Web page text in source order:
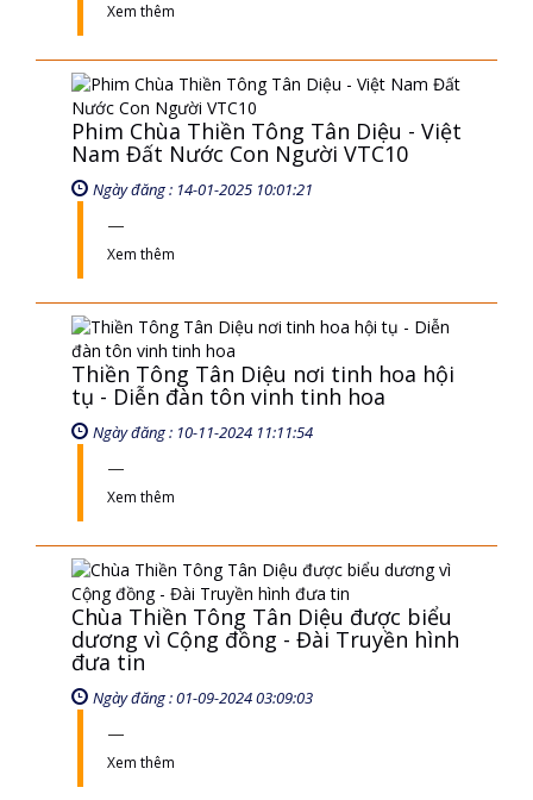
Xem thêm
Phim Chùa Thiền Tông Tân Diệu - Việt
Nam Đất Nước Con Người VTC10
Ngày đăng : 14-01-2025 10:01:21
Xem thêm
Thiền Tông Tân Diệu nơi tinh hoa hội
tụ - Diễn đàn tôn vinh tinh hoa
Ngày đăng : 10-11-2024 11:11:54
Xem thêm
Chùa Thiền Tông Tân Diệu được biểu
dương vì Cộng đồng - Đài Truyền hình
đưa tin
Ngày đăng : 01-09-2024 03:09:03
Xem thêm